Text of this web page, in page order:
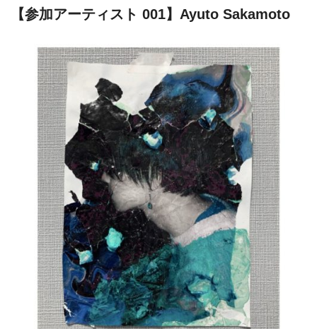
【参加アーティスト 001】Ayuto Sakamoto